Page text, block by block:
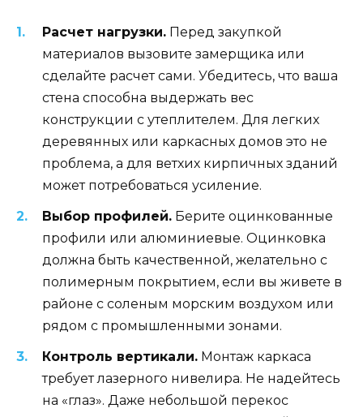
Расчет нагрузки. Перед закупкой
материалов вызовите замерщика или
сделайте расчет сами. Убедитесь, что ваша
стена способна выдержать вес
конструкции с утеплителем. Для легких
деревянных или каркасных домов это не
проблема, а для ветхих кирпичных зданий
может потребоваться усиление.
Выбор профилей. Берите оцинкованные
профили или алюминиевые. Оцинковка
должна быть качественной, желательно с
полимерным покрытием, если вы живете в
районе с соленым морским воздухом или
рядом с промышленными зонами.
Контроль вертикали. Монтаж каркаса
требует лазерного нивелира. Не надейтесь
на «глаз». Даже небольшой перекос